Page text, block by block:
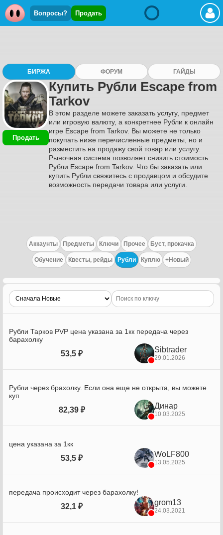
Вопросы? Продать
БИРЖА ФОРУМ ГАЙДЫ
Продать
Купить Рубли Escape from
Tarkov
В этом разделе можете заказать услугу, предмет
или игровую валюту, а конкретнее Рубли к онлайн
игре Escape from Tarkov. Вы можете не только
покупать ниже перечисленные предметы, но и
разместить на продажу свой товар или услугу.
Рыночная система позволяет снизить стоимость
Рубли Escape from Tarkov. Что бы заказать или
купить Рубли свяжитесь с продавцом и обсудите
возможность передачи товара или услуги.
Аккаунты Предметы Ключи Прочее Буст, прокачка
Обучение Квесты, рейды Рубли Куплю +Новый
Рубли Тарков PVP цена указана за 1кк передача через
барахолку
53,5 ₽ Sibtrader
29.01.2026
Рубли через брахолку. Если она еще не открыта, вы можете
куп
82,39 ₽ Динар
10.03.2025
цена указана за 1кк
53,5 ₽ WoLF800
13.05.2025
передача происходит через барахолку!
32,1 ₽ grom13
24.03.2021